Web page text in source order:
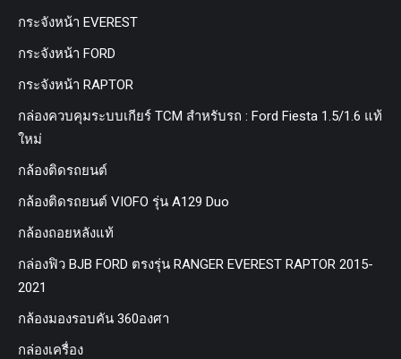
กระจังหน้า EVEREST
กระจังหน้า FORD
กระจังหน้า RAPTOR
กล่องควบคุมระบบเกียร์ TCM สำหรับรถ : Ford Fiesta 1.5/1.6 แท้
ใหม่
กล้องติดรถยนต์
กล้องติดรถยนต์ VIOFO รุ่น A129 Duo
กล้องถอยหลังแท้
กล่องฟิว BJB FORD ตรงรุ่น RANGER EVEREST RAPTOR 2015-
2021
กล้องมองรอบคัน 360องศา
กล่องเครื่อง